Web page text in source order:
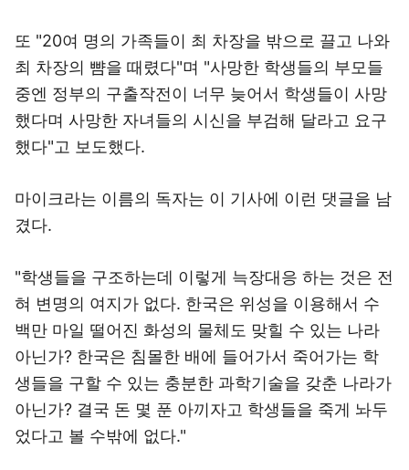
또 "20여 명의 가족들이 최 차장을 밖으로 끌고 나와
최 차장의 뺨을 때렸다"며 "사망한 학생들의 부모들
중엔 정부의 구출작전이 너무 늦어서 학생들이 사망
했다며 사망한 자녀들의 시신을 부검해 달라고 요구
했다"고 보도했다.
마이크라는 이름의 독자는 이 기사에 이런 댓글을 남
겼다.
"학생들을 구조하는데 이렇게 늑장대응 하는 것은 전
혀 변명의 여지가 없다. 한국은 위성을 이용해서 수
백만 마일 떨어진 화성의 물체도 맞힐 수 있는 나라
아닌가? 한국은 침몰한 배에 들어가서 죽어가는 학
생들을 구할 수 있는 충분한 과학기술을 갖춘 나라가
아닌가? 결국 돈 몇 푼 아끼자고 학생들을 죽게 놔두
었다고 볼 수밖에 없다."